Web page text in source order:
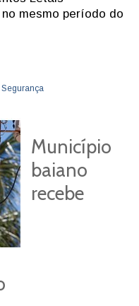
mesmo período do
Segurança
Município
baiano
recebe